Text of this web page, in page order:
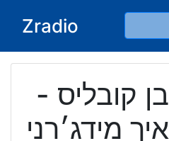
Zradio
בן קובליס -
איך מידג׳רני